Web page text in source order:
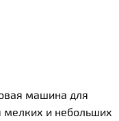
машина для
мелких и небольших